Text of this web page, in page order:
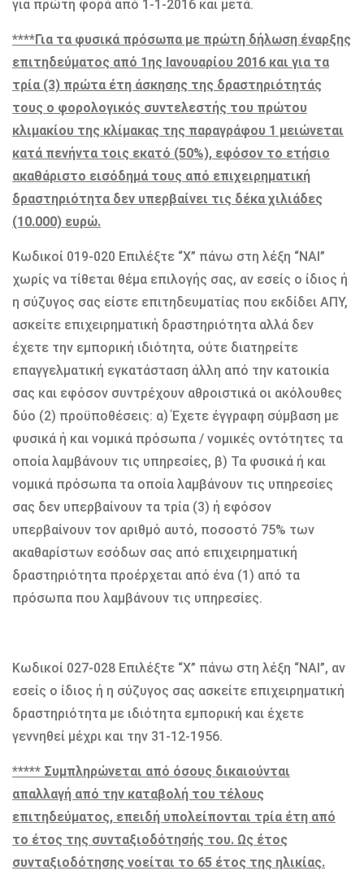
για πρώτη φορά από 1-1-2016 και μετά.
****Για τα φυσικά πρόσωπα με πρώτη δήλωση έναρξης
επιτηδεύματος από 1ης Ιανουαρίου 2016 και για τα
τρία (3) πρώτα έτη άσκησης της δραστηριότητάς
τους ο φορολογικός συντελεστής του πρώτου
κλιμακίου της κλίμακας της παραγράφου 1 μειώνεται
κατά πενήντα τοις εκατό (50%), εφόσον το ετήσιο
ακαθάριστο εισόδημά τους από επιχειρηματική
δραστηριότητα δεν υπερβαίνει τις δέκα χιλιάδες
(10.000) ευρώ.
Κωδικοί 019-020 Επιλέξτε “X” πάνω στη λέξη “ΝΑΙ”
χωρίς να τίθεται θέμα επιλογής σας, αν εσείς ο ίδιος ή
η σύζυγος σας είστε επιτηδευματίας που εκδίδει ΑΠΥ,
ασκείτε επιχειρηματική δραστηριότητα αλλά δεν
έχετε την εμπορική ιδιότητα, ούτε διατηρείτε
επαγγελματική εγκατάσταση άλλη από την κατοικία
σας και εφόσον συντρέχουν αθροιστικά οι ακόλουθες
δύο (2) προϋποθέσεις: α) Έχετε έγγραφη σύμβαση με
φυσικά ή και νομικά πρόσωπα / νομικές οντότητες τα
οποία λαμβάνουν τις υπηρεσίες, β) Τα φυσικά ή και
νομικά πρόσωπα τα οποία λαμβάνουν τις υπηρεσίες
σας δεν υπερβαίνουν τα τρία (3) ή εφόσον
υπερβαίνουν τον αριθμό αυτό, ποσοστό 75% των
ακαθαρίστων εσόδων σας από επιχειρηματική
δραστηριότητα προέρχεται από ένα (1) από τα
πρόσωπα που λαμβάνουν τις υπηρεσίες.
Κωδικοί 027-028 Επιλέξτε “X” πάνω στη λέξη “ΝΑΙ”, αν
εσείς ο ίδιος ή η σύζυγος σας ασκείτε επιχειρηματική
δραστηριότητα με ιδιότητα εμπορική και έχετε
γεννηθεί μέχρι και την 31-12-1956.
***** Συμπληρώνεται από όσους δικαιούνται
απαλλαγή από την καταβολή του τέλους
επιτηδεύματος, επειδή υπολείπονται τρία έτη από
το έτος της συνταξιοδότησής του. Ως έτος
συνταξιοδότησης νοείται το 65 έτος της ηλικίας.